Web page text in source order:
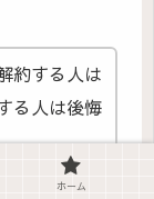
約する人は
る人は後悔
ホーム